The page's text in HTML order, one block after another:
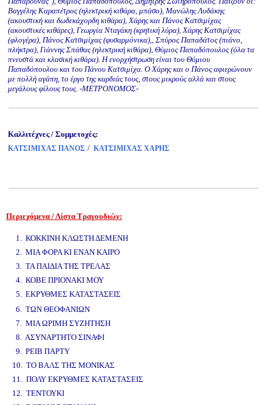
Βαγγέλης Καραπέτρος (ηλεκτρική κιθάρα, μπάσο), Μανώλης Λυδάκης
(ακουστική και δωδεκάχορδη κιθάρα), Χάρης και Πάνος Κατσιμίχας
(ακουστικές κιθάρες), Γεωργία Νταγάκη (κρητική λύρα), Χάρης Κατσιμίχας
(φλογέρα), Πάνος Κατσιμίχας (φυσαρμόνικα),, Σπύρος Παπαδάτος (πιάνο,
πλήκτρα), Γιάννης Σπάθας (ηλεκτρική κιθάρα), Θύμιος Παπαδόπουλος (όλα τα
πνευστά και κλασική κιθάρα). Η ενορχήστρωση είναι του Θύμιου
Παπαδόπουλου και του Πάνου Κατσιμίχα. Ο Χάρης και ο Πάνος αφιερώνουν
με πολλή αγάπη, το έργο της καρδιάς τους, στους μικρούς αλλά και στους
μεγάλους φίλους τους. -ΜΕΤΡΟΝΟΜΟΣ-
Καλλιτέχνες / Συμμετοχές:
ΚΑΤΣΙΜΙΧΑΣ ΠΑΝΟΣ / ΚΑΤΣΙΜΙΧΑΣ ΧΑΡΗΣ
Περιεχόμενα / Λίστα Τραγουδιών:
1. ΚΟΚΚΙΝΗ ΚΛΩΣΤΗ ΔΕΜΕΝΗ
2. ΜΙΑ ΦΟΡΑ ΚΙ ΕΝΑΝ ΚΑΙΡΟ
3. ΤΑ ΠΑΙΔΙΑ ΤΗΣ ΤΡΕΛΑΣ
4. ΚΟΒΕ ΠΡΙΟΝΑΚΙ ΜΟΥ
5. ΕΚΡΥΘΜΕΣ ΚΑΤΑΣΤΑΣΕΙΣ
6. ΤΩΝ ΘΕΟΦΑΝΙΩΝ
7. ΜΙΑ ΩΡΙΜΗ ΣΥΖΗΤΗΣΗ
8. ΑΣΥΝΑΡΤΗΤΟ ΣΙΝΑΦΙ
9. ΡΕΙΒ ΠΑΡΤΥ
10. ΤΟ ΒΑΛΣ ΤΗΣ ΜΟΝΙΚΑΣ
11. ΠΟΛΥ ΕΚΡΥΘΜΕΣ ΚΑΤΑΣΤΑΣΕΙΣ
12. ΤΕΝΤΟΥΚΙ